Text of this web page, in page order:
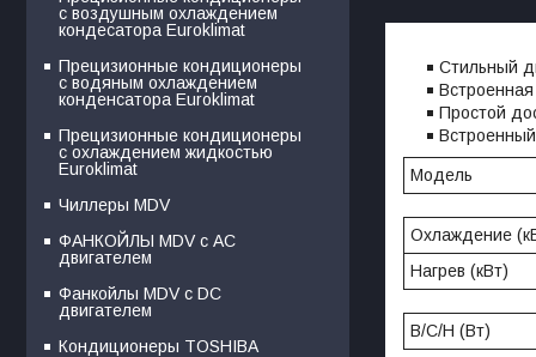
Стильный
Простой
Модель
Охлаждение
Нагрев (кВт)
В/С/Н (Вт)
с воздушным охлаждением
кондесатора Euroklimat
Прецизионные кондиционеры
с водяным охлаждением
конденсатора Euroklimat
Прецизионные кондиционеры
с охлаждением жидкостью
Euroklimat
Чиллеры MDV
ФАНКОЙЛЫ MDV с АС
двигателем
Фанкойлы MDV c DC
двигателем
Кондиционеры TOSHIBA